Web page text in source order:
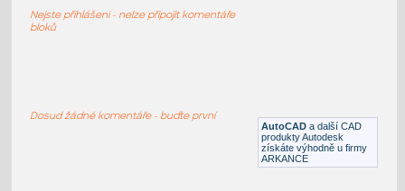
Těžké stavební stroje, bagry
AutoCAD a další CAD
produkty Autodesk
získáte výhodně u firmy
ARKANCE
Nejste přihlášeni - nelze připojit komentáře
bloků
Dosud žádné komentáře - buďte první